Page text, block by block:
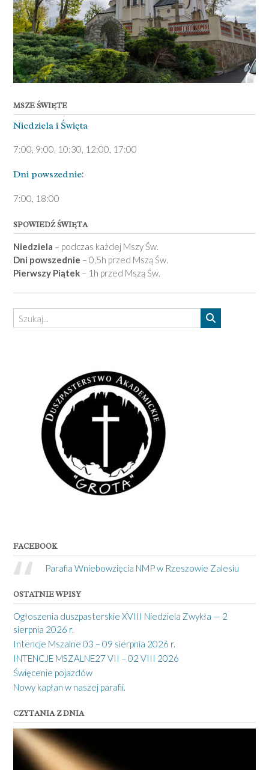
MSZE ŚWIĘTE
Niedziela ­i Święta
7:00, 9:00, 10:30, 12:00, 17:00
Dni pows­zednie:
7­:00, 18:00­
SPOWIEDŹ ŚWIĘTA
Niedziela – podczas każdej Mszy Św.
Dni powszednie – 0,5h przed Mszą Św.
Pierwszy Piątek – 1h przed Mszą Św.
FACEBOOK
Parafia Wniebowzięcia NMP w Rzeszowie Zalesiu
OSTATNIE WPISY
Ogłoszenia duszpasterskie XVIII Niedziela Zwykła — 2
sierpnia 2026 r.
Intencje Mszalne 03 – 09 sierpnia 2026 r.
INTENCJE MSZALNE27 VII – 02 VIII 2026
Święcenie pojazdów
Nowy kapłan w naszej parafii.
CZYTANIA Z DNIA